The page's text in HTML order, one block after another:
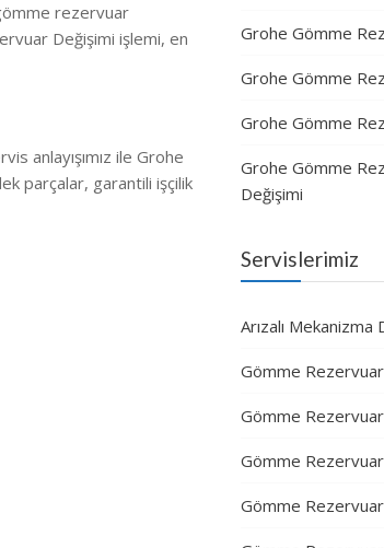
rezervuar
Değişimi işlemi, en
anlayışımız ile Grohe
parçalar, garantili işçilik
Grohe Gömme
Grohe Gömme
Grohe Gömme
Grohe Gömme
Değişimi
Servislerimiz
Arızalı Mekanizma
Gömme Rezervuar
Gömme
Gömme
Gömme